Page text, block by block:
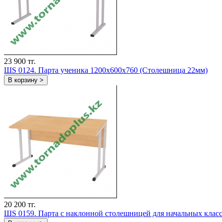
23 900 тг.
ШS 0124. Парта ученика 1200х600х760 (Столешница 22мм)
В корзину >
20 200 тг.
ШS 0159. Парта с наклонной столешницей для начальных